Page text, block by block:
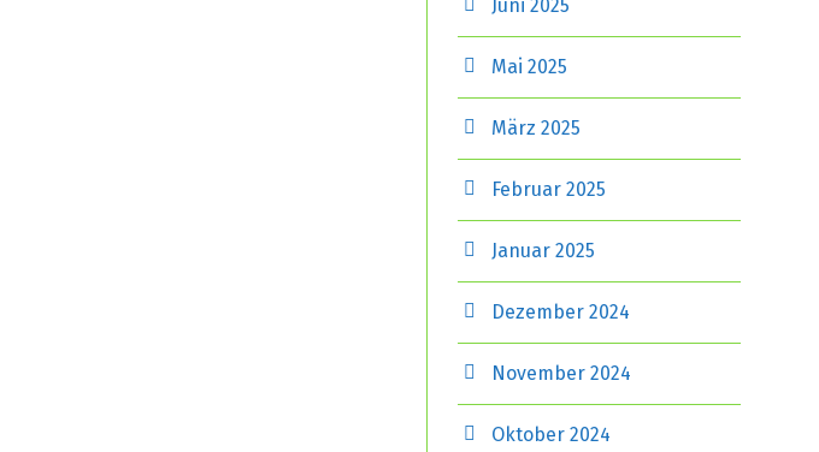
Juni 2025
Mai 2025
März 2025
Februar 2025
Januar 2025
Dezember 2024
November 2024
Oktober 2024